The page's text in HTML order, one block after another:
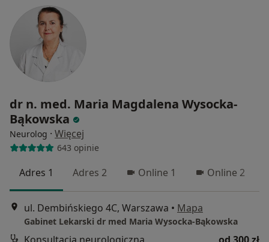
dr n. med. Maria Magdalena Wysocka-
Bąkowska
Neurolog · Więcej
643 opinie
Adres 1 Adres 2 Online 1 Online 2
ul. Dembińskiego 4C, Warszawa • Mapa
Gabinet Lekarski dr med Maria Wysocka-Bąkowska